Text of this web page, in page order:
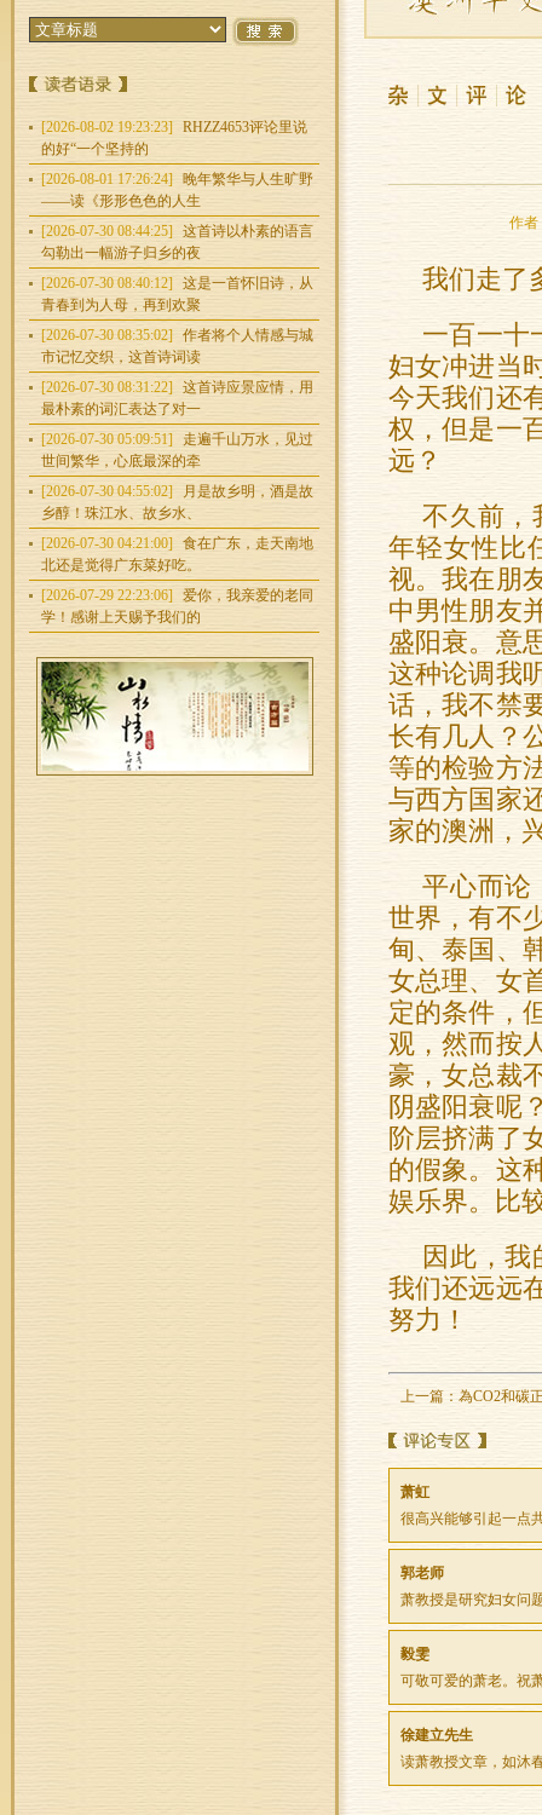
[2026-08-02 19:23:23]
RHZZ4653评论里说
的好“一个坚持的
[2026-08-01 17:26:24]
晚年繁华与人生旷野
——读《形形色色的人生
[2026-07-30 08:44:25]
这首诗以朴素的语言
勾勒出一幅游子归乡的夜
[2026-07-30 08:40:12]
这是一首怀旧诗，从
青春到为人母，再到欢聚
[2026-07-30 08:35:02]
作者将个人情感与城
市记忆交织，这首诗词读
[2026-07-30 08:31:22]
这首诗应景应情，用
最朴素的词汇表达了对一
[2026-07-30 05:09:51]
走遍千山万水，见过
世间繁华，心底最深的牵
[2026-07-30 04:55:02]
月是故乡明，酒是故
乡醇！珠江水、故乡水、
[2026-07-30 04:21:00]
食在广东，走天南地
北还是觉得广东菜好吃。
[2026-07-29 22:23:06]
爱你，我亲爱的老同
学！感谢上天赐予我们的
作者
我们走了
一百一十
妇女冲进当
今天我们还
权，但是一
远？
不久前，
年轻女性比
视。我在朋
中男性朋友
盛阳衰。意
这种论调我
话，我不禁
长有几人？
等的检验方
与西方国家
家的澳洲，
平心而论
世界，有不
甸、泰国、
女总理、女
定的条件，
观，然而按
豪，女总裁
阴盛阳衰呢
阶层挤满了
的假象。这
娱乐界。比
因此，
我们还远远
努力！
上一篇： 為CO2和碳
萧虹
很高兴能够引起一点
郭老师
萧教授是研究妇女问
毅雯
可敬可爱的萧老。祝
徐建立先生
读萧教授文章，如沐